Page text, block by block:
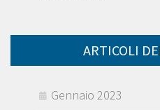
ARTICOLI
Gennaio 2023